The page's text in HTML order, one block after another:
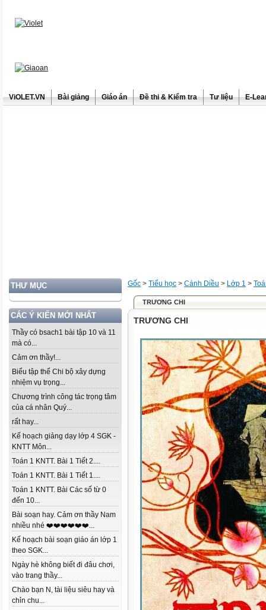
ViOLET.VN Bài giảng Giáo án Đề thi & Kiểm tra Tư liệu E-
THƯ MỤC
CÁC Ý KIẾN MỚI NHẤT
Thầy có bsach1 bài tập 10 và 11
mà có...
Cảm ơn thầy!...
Biểu tập thể Chi bộ xây dựng
nhiệm vụ trọng...
Chương trình công tác trọng tâm
của cá nhân Quý...
rất hay...
Kế hoạch giảng dạy lớp 4 SGK -
KNTT Môn...
Toán 1 KNTT. Bài 1 Tiết 2....
Toán 1 KNTT. Bài 1 Tiết 1....
Toán 1 KNTT. Bài Các số từ 0
đến 10...
Bài soạn hay. Cảm ơn thầy Nam
nhiều nhé ❤️❤️❤️❤️❤️❤️...
Kế hoạch bài soạn giáo án lớp 1
theo SGK...
Ngày hè không biết đi đâu chơi,
vào trang thầy...
Chào bạn N, tài liệu siêu hay và
chỉn chu...
Gốc > Tiểu học > Cánh Diều > Lớp 1 >
TRƯƠNG CHI
TRƯƠNG CHI